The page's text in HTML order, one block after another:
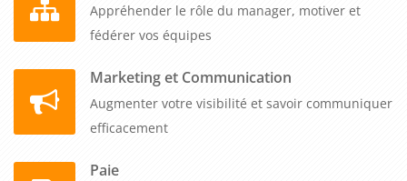
Appréhender le rôle du manager, motiver et
fédérer vos équipes
Marketing et Communication
Augmenter votre visibilité et savoir communiquer
efficacement
Paie